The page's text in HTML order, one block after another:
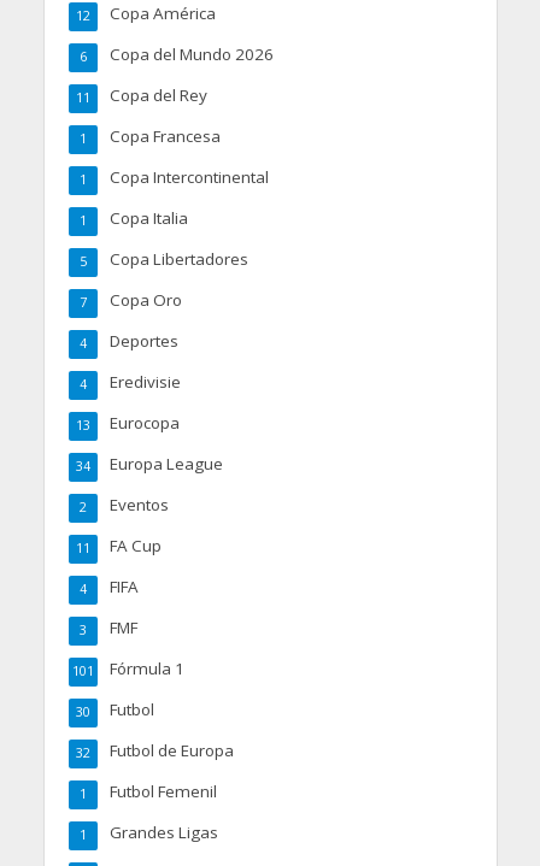
Copa América
12
Copa del Mundo 2026
6
Copa del Rey
11
Copa Francesa
1
Copa Intercontinental
1
Copa Italia
1
Copa Libertadores
5
Copa Oro
7
Deportes
4
Eredivisie
4
Eurocopa
13
Europa League
34
Eventos
2
FA Cup
11
FIFA
4
FMF
3
Fórmula 1
101
Futbol
30
Futbol de Europa
32
Futbol Femenil
1
Grandes Ligas
1